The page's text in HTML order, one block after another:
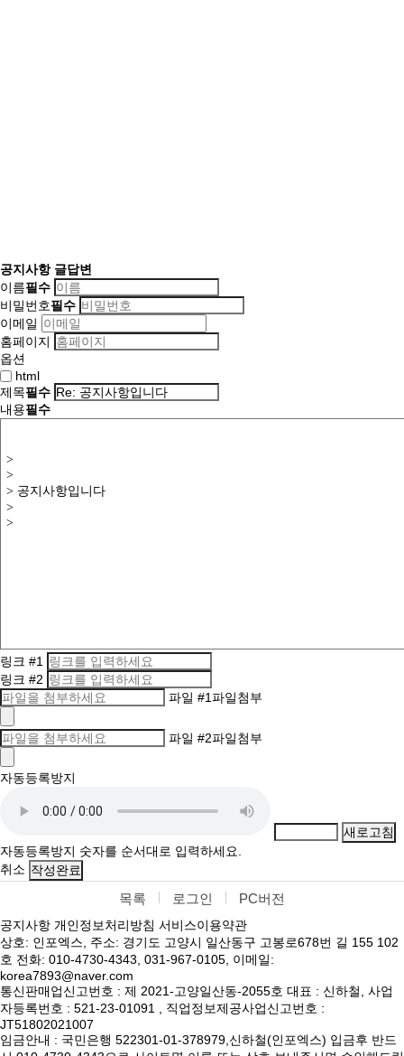
공지사항 글답변
이름필수
비밀번호필수
이메일
홈페이지
옵션
html
제목필수
내용필수
링크 #1
링크 #2
파일 #1파일첨부
파일 #2파일첨부
자동등록방지
새로고침
자동등록방지 숫자를 순서대로 입력하세요.
취소 작성완료
목록 로그인 PC버전
공지사항 개인정보처리방침 서비스이용약관
상호: 인포엑스, 주소: 경기도 고양시 일산동구 고봉로678번 길 155 102
호 전화: 010-4730-4343, 031-967-0105, 이메일:
korea7893@naver.com
통신판매업신고번호 : 제 2021-고양일산동-2055호 대표 : 신하철, 사업
자등록번호 : 521-23-01091 , 직업정보제공사업신고번호 :
JT51802021007
임금안내 : 국민은행 522301-01-378979,신하철(인포엑스) 입금후 반드